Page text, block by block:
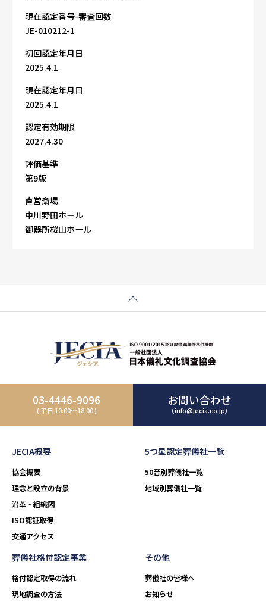
現在認定番号-審査回数
JE-010212-1
初回認定年月日
2025.4.1
現在認定年月日
2025.4.1
認定有効期限
2027.4.30
評価基準
第9版
直営斎場
中川野田ホール
御器所桜山ホール
03-4446-9096
( 平日 10:00～18:00 )
お問い合わせ
（info@jecia.co.jp）
JECIA概要
協会概要
理念と設立の背景
沿革・組織図
ISO認証取得
交通アクセス
5つ星認定葬儀社一覧
50音別葬儀社一覧
地域別葬儀社一覧
葬儀社格付認定事業
格付認定取得の流れ
現地調査の方法
その他
葬儀社の皆様へ
お知らせ